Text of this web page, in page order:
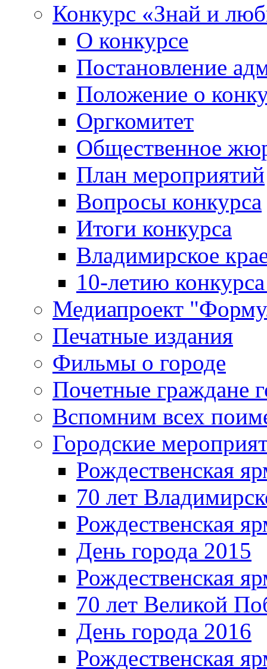
Конкурс «Знай и
О конкурсе
Постановление
Положение о
Оргкомитет
Общественное
План мероприятий
Вопросы конкурса
Итоги конкурса
Владимирское
10-летию
Медиапроект
Печатные издания
Фильмы о городе
Почетные граждане
Вспомним всех
Городские
Рождественская
70 лет
Рождественская
День города 2015
Рождественская
70 лет Великой
День города 2016
Рождественская